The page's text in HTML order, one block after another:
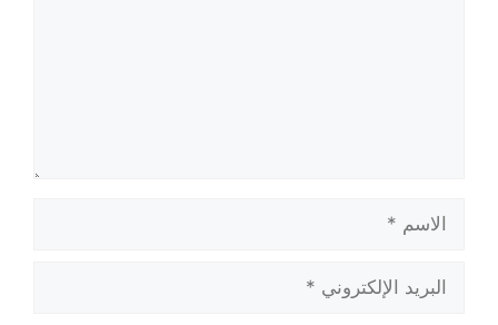
الاسم
البريد
الإلكتروني